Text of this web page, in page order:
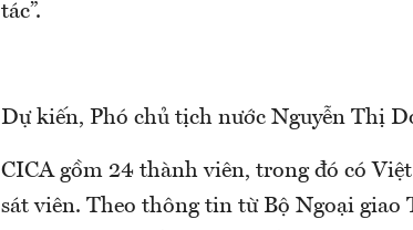
tác”.
Dự kiến, Phó chủ tịch nước Nguyễn Thị
CICA gồm 24 thành viên, trong đó có
sát viên. Theo thông tin từ Bộ Ngoại giao